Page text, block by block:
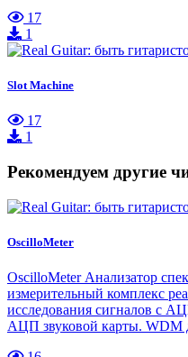
17
1
Slot Machine
17
1
Рекомендуем другие
OscilloMeter
OscilloMeter Анализатор
измерительный комплекс
исследования сигналов с
АЦП звуковой карты.